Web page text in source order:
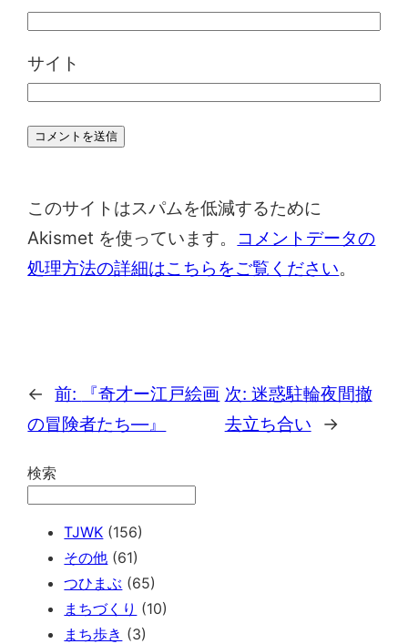
サイト
このサイトはスパムを低減するために
Akismet を使っています。
コメントデータの
処理方法の詳細はこちらをご覧ください。
← 前:
『奇才ー江戸絵画
の冒険者たち―』
次: 迷惑駐輪夜間撤
去立ち合い
→
検索
TJWK (156)
その他 (61)
つひまぶ (65)
まちづくり (10)
まち歩き (3)